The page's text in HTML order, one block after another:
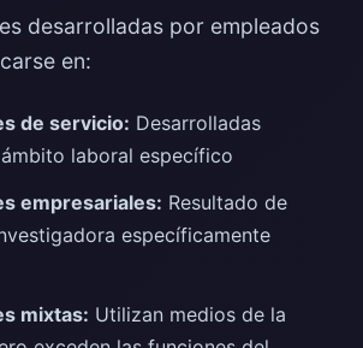
desarrolladas por empleados
en:
de servicio: Desarrolladas
laboral específico
empresariales: Resultado de
específicamente
mixtas: Utilizan medios de la